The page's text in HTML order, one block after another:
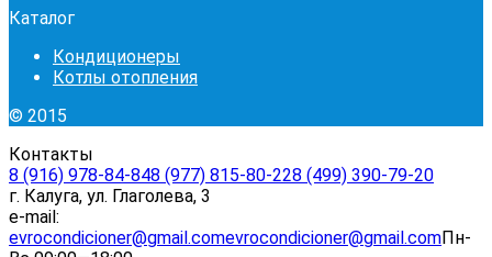
Каталог
Кондиционеры
Котлы отопления
© 2015
Контакты
8 (916) 978-84-848 (977) 815-80-228 (499) 390-79-20
г. Калуга, ул. Глаголева, 3
e-mail:
evrocondicioner@gmail.comevrocondicioner@gmail.comПн-